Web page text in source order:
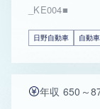
_KE004■
日野自動車 自動
年収 650～